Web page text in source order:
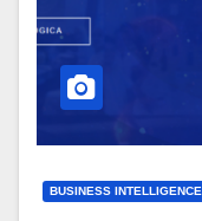
BUSINESS INTELLIGENCE